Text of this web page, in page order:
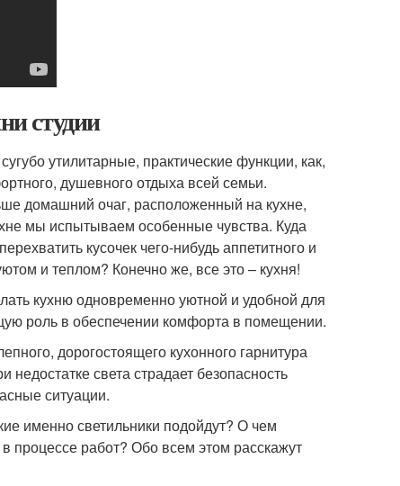
студии
утилитарные, практические функции, как,
душевного отдыха всей семьи.
домашний очаг, расположенный на кухне,
мы испытываем особенные чувства. Куда
кусочек чего-нибудь аппетитного и
и теплом? Конечно же, все это – кухня!
кухню одновременно уютной и удобной для
роль в обеспечении комфорта в помещении.
дорогостоящего кухонного гарнитура
света страдает безопасность
ситуации.
именно светильники подойдут? О чем
процессе работ? Обо всем этом расскажут